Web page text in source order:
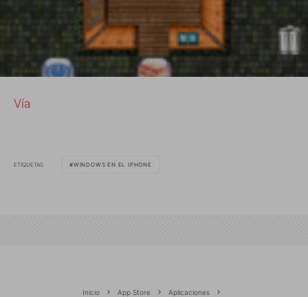
Vía
ETIQUETAS WINDOWS EN EL IPHONE
Inicio App Store
Aplicaciones